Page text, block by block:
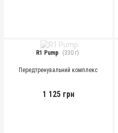
R1 Pump (330 г)
Передтренувальний комплекс
1 125 грн